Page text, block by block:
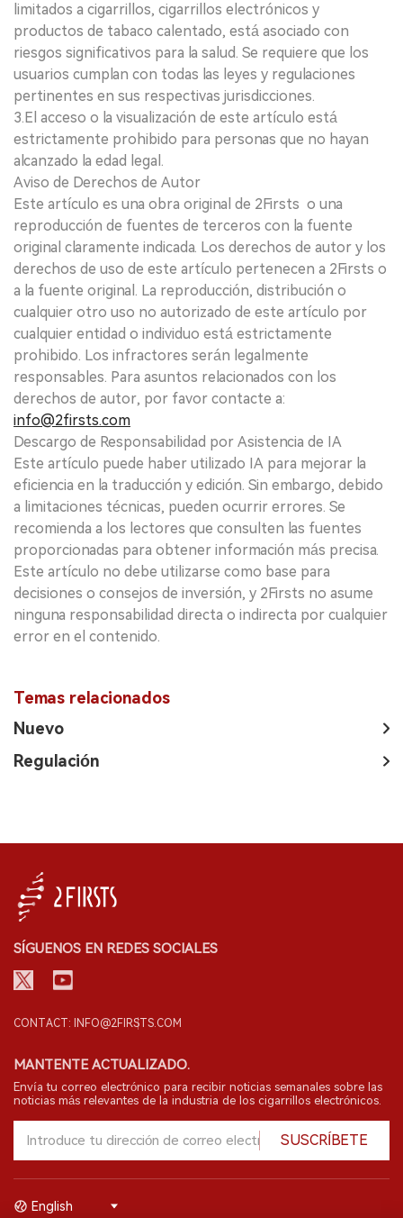
limitados a cigarrillos, cigarrillos electrónicos y
productos de tabaco calentado, está asociado con
riesgos significativos para la salud. Se requiere que los
usuarios cumplan con todas las leyes y regulaciones
pertinentes en sus respectivas jurisdicciones.
3.El acceso o la visualización de este artículo está
estrictamente prohibido para personas que no hayan
alcanzado la edad legal.
Aviso de Derechos de Autor
Este artículo es una obra original de 2Firsts o una
reproducción de fuentes de terceros con la fuente
original claramente indicada. Los derechos de autor y los
derechos de uso de este artículo pertenecen a 2Firsts o
a la fuente original. La reproducción, distribución o
cualquier otro uso no autorizado de este artículo por
cualquier entidad o individuo está estrictamente
prohibido. Los infractores serán legalmente
responsables. Para asuntos relacionados con los
derechos de autor, por favor contacte a:
info@2firsts.com
Descargo de Responsabilidad por Asistencia de IA
Este artículo puede haber utilizado IA para mejorar la
eficiencia en la traducción y edición. Sin embargo, debido
a limitaciones técnicas, pueden ocurrir errores. Se
recomienda a los lectores que consulten las fuentes
proporcionadas para obtener información más precisa.
Este artículo no debe utilizarse como base para
decisiones o consejos de inversión, y 2Firsts no asume
ninguna responsabilidad directa o indirecta por cualquier
error en el contenido.
Temas relacionados
Nuevo
Regulación
SÍGUENOS EN REDES SOCIALES
CONTACT: INFO@2FIRSTS.COM
MANTENTE ACTUALIZADO.
Envía tu correo electrónico para recibir noticias semanales sobre las
noticias más relevantes de la industria de los cigarrillos electrónicos.
SUSCRÍBETE
English